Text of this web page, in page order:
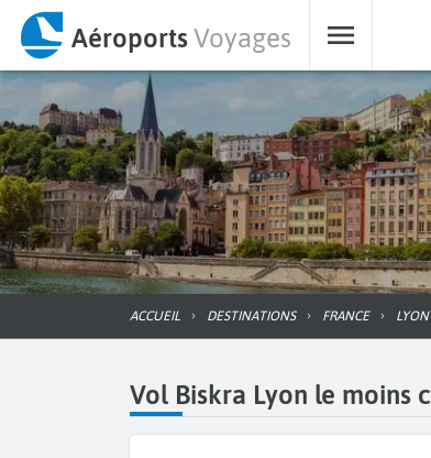
AéroportsVoyages
ACCUEIL DESTINATIONS FRANCE LYON
Vol Biskra Lyon le moins